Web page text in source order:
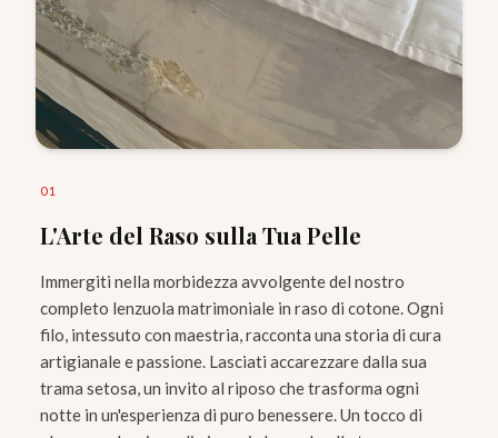
01
L'Arte del Raso sulla Tua Pelle
Immergiti nella morbidezza avvolgente del nostro
completo lenzuola matrimoniale in raso di cotone. Ogni
filo, intessuto con maestria, racconta una storia di cura
artigianale e passione. Lasciati accarezzare dalla sua
trama setosa, un invito al riposo che trasforma ogni
notte in un'esperienza di puro benessere. Un tocco di